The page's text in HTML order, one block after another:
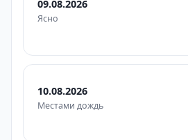
09.08.2026
Ясно
10.08.2026
Местами дождь